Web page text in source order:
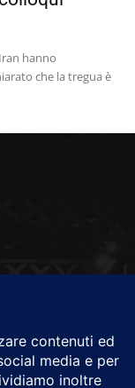
hanno
che la tregua è